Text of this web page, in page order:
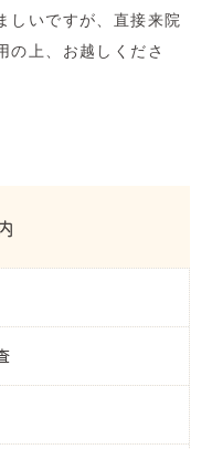
しいですが、直接来院
の上、お越しくださ